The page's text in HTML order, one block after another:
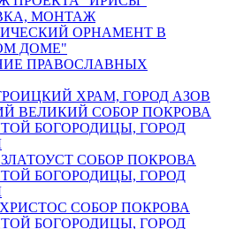
МОНТАЖ
ОРНАМЕНТ В
ДОМЕ"
ПРАВОСЛАВНЫХ
ХРАМ, ГОРОД АЗОВ
ВЕЛИКИЙ СОБОР ПОКРОВА
БОГОРОДИЦЫ, ГОРОД
СОБОР ПОКРОВА
БОГОРОДИЦЫ, ГОРОД
СОБОР ПОКРОВА
БОГОРОДИЦЫ, ГОРОД